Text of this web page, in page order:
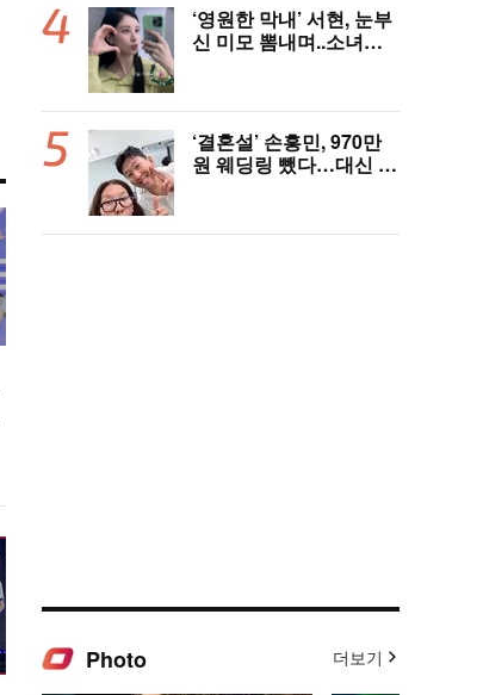
‘영원한 막내’ 서현, 눈부
신 미모 뽐내며..소녀시
‘결혼설’ 손흥민, 970만
원 웨딩링 뺐다…대신 왼
Photo 더보기